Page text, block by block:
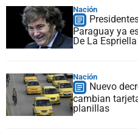
Nación
Paraguay ya
De La Espriella
Nación
Nuevo
cambian
planillas